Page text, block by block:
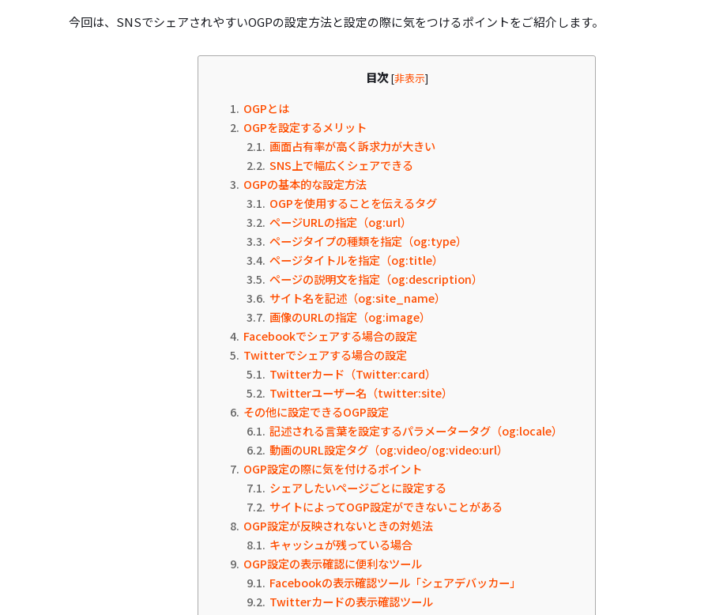
今回は、SNSでシェアされやすいOGPの設定方法と設定の際に気をつけるポイントをご紹介します。
目次 [非表示]
1 OGPとは
2 OGPを設定するメリット
2.1 画面占有率が高く訴求力が大きい
2.2 SNS上で幅広くシェアできる
3 OGPの基本的な設定方法
3.1 OGPを使用することを伝えるタグ
3.2 ページURLの指定（og:url）
3.3 ページタイプの種類を指定（og:type）
3.4 ページタイトルを指定（og:title）
3.5 ページの説明文を指定（og:description）
3.6 サイト名を記述（og:site_name）
3.7 画像のURLの指定（og:image）
4 Facebookでシェアする場合の設定
5 Twitterでシェアする場合の設定
5.1 Twitterカード（Twitter:card）
5.2 Twitterユーザー名（twitter:site）
6 その他に設定できるOGP設定
6.1 記述される言葉を設定するパラメータータグ（og:locale）
6.2 動画のURL設定タグ（og:video/og:video:url）
7 OGP設定の際に気を付けるポイント
7.1 シェアしたいページごとに設定する
7.2 サイトによってOGP設定ができないことがある
8 OGP設定が反映されないときの対処法
8.1 キャッシュが残っている場合
9 OGP設定の表示確認に便利なツール
9.1 Facebookの表示確認ツール「シェアデバッカー」
9.2 Twitterカードの表示確認ツール